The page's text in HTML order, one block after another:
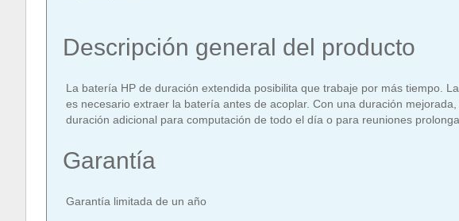
Descripción general del producto
La batería HP de duración extendida posibilita que trabaje por más tiempo.
es necesario extraer la batería antes de acoplar. Con una duración
duración adicional para computación de todo el día o para reuniones
Garantía
Garantía limitada de un año